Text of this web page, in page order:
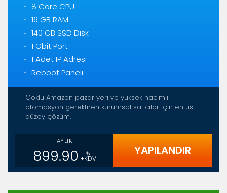
8 Core CPU
16 GB RAM
140 GB SSD Disk
1 Gbit Port
1 Adet IP Adresi
Reboot Paneli
Çoklu Amazon pazar yeri ve yüksek hacimli
otomasyon gerektiren kurumsal satıcılar için en üst
düzey çözüm.
AYLIK
899.90 ₺
+KDV
YAPILANDIR